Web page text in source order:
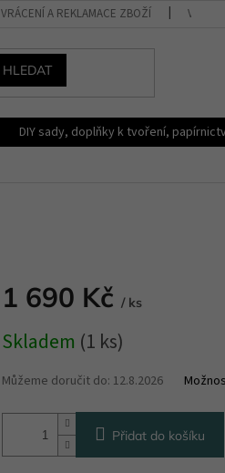
VRÁCENÍ A REKLAMACE ZBOŽÍ
HLEDAT
DIY sady, doplňky k tvoření,
1 690 Kč / ks
cena:
Skladem (1 ks)
Můžeme doručit do: 12.8.2026
Přidat do košíku